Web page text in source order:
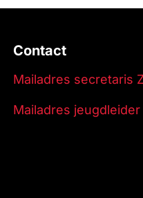
Contact
Mailadres secretaris
Mailadres jeugdleider